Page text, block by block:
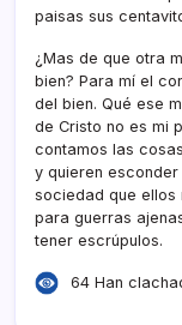
paisas sus
¿Mas de que otra
bien? Para mí­ el
del bien. Qué ese
de Cristo no es mi
contamos las
y quieren
sociedad que ellos
para guerras
tener escrúpulos.
64 Han